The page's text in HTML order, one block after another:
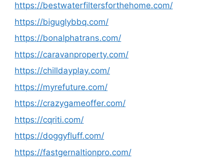
https://bestwaterfiltersforthehome.com/
https://biguglybbq.com/
https://bonalphatrans.com/
https://caravanproperty.com/
https://chilldayplay.com/
https://myrefuture.com/
https://crazygameoffer.com/
https://cqriti.com/
https://doggyfluff.com/
https://fastgernaltionpro.com/